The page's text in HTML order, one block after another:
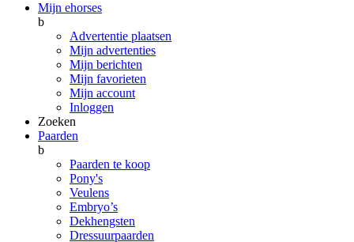
Mijn ehorses
b
Advertentie plaatsen
Mijn advertenties
Mijn berichten
Mijn favorieten
Mijn account
Inloggen
Zoeken
Paarden
b
Paarden te koop
Pony's
Veulens
Embryo’s
Dekhengsten
Dressuurpaarden